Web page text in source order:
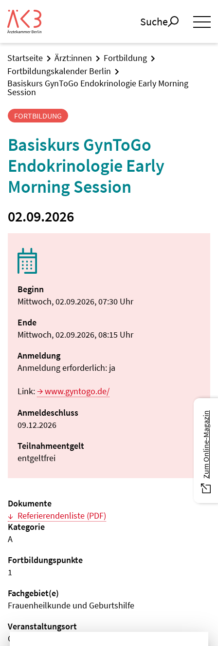
Suche
Startseite Ärzt:innen
Fortbildung
Fortbildungskalender Berlin
Basiskurs GynToGo Endokrinologie Early Morning
Session
FORTBILDUNG
Basiskurs GynToGo
Endokrinologie Early
Morning Session
02.09.2026
Beginn
Mittwoch, 02.09.2026, 07:30 Uhr
Ende
Mittwoch, 02.09.2026, 08:15 Uhr
Anmeldung
Anmeldung erforderlich: ja
Link:
www.gyntogo.de/
Anmeldeschluss
09.12.2026
Teilnahmeentgelt
entgeltfrei
Dokumente
Referierendenliste (PDF)
Kategorie
A
Fortbildungspunkte
1
Fachgebiet(e)
Frauenheilkunde und Geburtshilfe
Veranstaltungsort
Online
Zum Online-Magazin